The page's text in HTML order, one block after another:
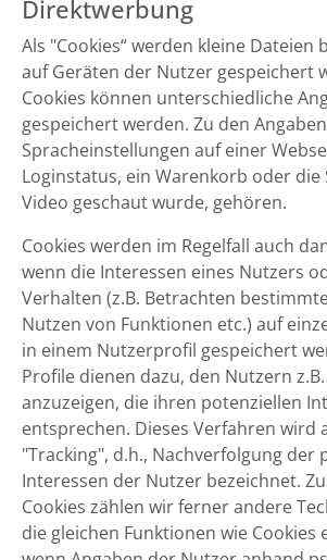
Direktwerbung
Als "Cookies“ werden kleine Dateien
auf Geräten der Nutzer gespeichert
Cookies können unterschiedliche
gespeichert werden. Zu den
Spracheinstellungen auf einer
Loginstatus, ein Warenkorb oder die
Video geschaut wurde, gehören.
Cookies werden im Regelfall auch
wenn die Interessen eines Nutzers
Verhalten (z.B. Betrachten
Nutzen von Funktionen etc.) auf
in einem Nutzerprofil gespeichert
Profile dienen dazu, den Nutzern
anzuzeigen, die ihren potenziellen
entsprechen. Dieses Verfahren wird
"Tracking", d.h., Nachverfolgung der
Interessen der Nutzer bezeichnet.
Cookies zählen wir ferner andere
die gleichen Funktionen wie Cookies